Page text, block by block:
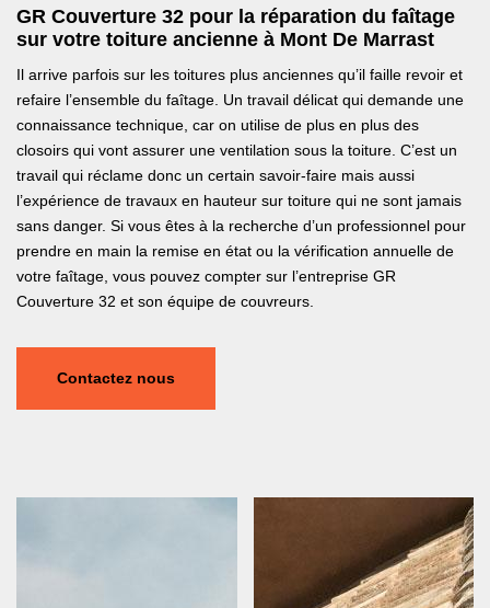
GR Couverture 32 pour la réparation du faîtage
sur votre toiture ancienne à Mont De Marrast
Il arrive parfois sur les toitures plus anciennes qu’il faille revoir et
refaire l’ensemble du faîtage. Un travail délicat qui demande une
connaissance technique, car on utilise de plus en plus des
closoirs qui vont assurer une ventilation sous la toiture. C’est un
travail qui réclame donc un certain savoir-faire mais aussi
l’expérience de travaux en hauteur sur toiture qui ne sont jamais
sans danger. Si vous êtes à la recherche d’un professionnel pour
prendre en main la remise en état ou la vérification annuelle de
votre faîtage, vous pouvez compter sur l’entreprise GR
Couverture 32 et son équipe de couvreurs.
Contactez nous